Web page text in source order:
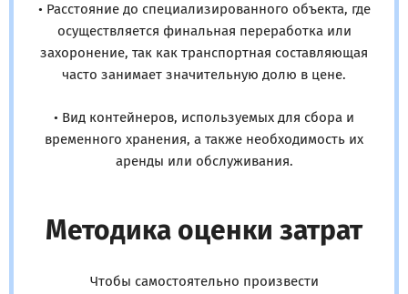
• Расстояние до специализированного объекта, где
осуществляется финальная переработка или
захоронение, так как транспортная составляющая
часто занимает значительную долю в цене.
• Вид контейнеров, используемых для сбора и
временного хранения, а также необходимость их
аренды или обслуживания.
Методика оценки затрат
Чтобы самостоятельно произвести